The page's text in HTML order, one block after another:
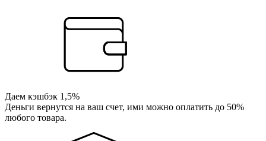
Даем кэшбэк 1,5%
Деньги вернутся на ваш счет, ими можно оплатить до 50%
любого товара.